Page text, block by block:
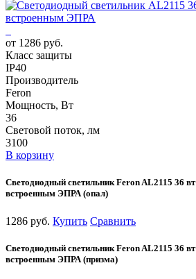
от 1286 руб.
Класс защиты
IP40
Производитель
Feron
Мощность, Вт
36
Световой поток, лм
3100
В корзину
Светодиодный светильник Feron AL2115 36
встроенным ЭПРА (опал)
1286 руб. Купить Сравнить
Светодиодный светильник Feron AL2115 36
встроенным ЭПРА (призма)